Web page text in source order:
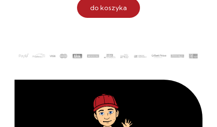
do koszyka